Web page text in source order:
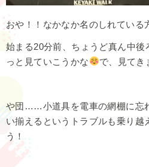
おや！！なかなか名のしれている
始まる20分前、ちょうど真ん中
っと見ていこうかな
で、見てき
や団……小道具を電車の網棚に忘
い揃えるというトラブルも乗り越
う！